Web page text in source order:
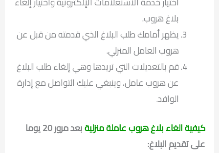
بلاغ هروب.
يظهر أمامك طلب البلاغ الذي قدمته من قبل عن
هروب العامل المنزلي.
قم بالتعديلات التي تريدها وهي إلغاء طلب البلاغ
عن هروب عامل، وينبغي عليك التواصل مع إدارة
الوافد.
كيفية الغاء بلاغ هروب عاملة منزلية
بعد مرور 20 يوما
على تقديم البلاغ: